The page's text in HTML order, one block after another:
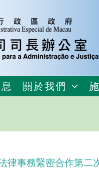
關於我們
律事務緊密合作第二